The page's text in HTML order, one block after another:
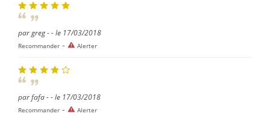
par greg - - le 17/03/2018
Recommander - Alerter
par fafa - - le 17/03/2018
Recommander - Alerter